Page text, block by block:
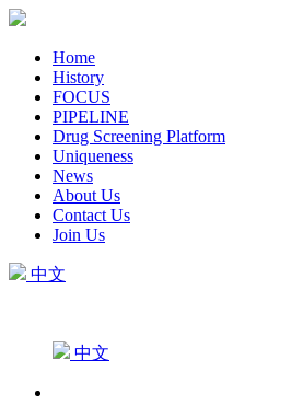
Home
History
FOCUS
PIPELINE
Drug Screening Platform
Uniqueness
News
About Us
Contact Us
Join Us
中文
中文